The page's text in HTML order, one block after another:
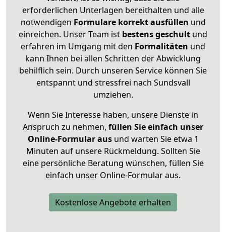
erforderlichen Unterlagen bereithalten und alle
notwendigen Formulare korrekt ausfüllen und
einreichen. Unser Team ist bestens geschult und
erfahren im Umgang mit den Formalitäten und
kann Ihnen bei allen Schritten der Abwicklung
behilflich sein. Durch unseren Service können Sie
entspannt und stressfrei nach Sundsvall
umziehen.
Wenn Sie Interesse haben, unsere Dienste in
Anspruch zu nehmen, füllen Sie einfach unser
Online-Formular ausund warten Sie etwa 1
Minuten auf unsere Rückmeldung. Sollten Sie
eine persönliche Beratung wünschen, füllen Sie
einfach unser Online-Formular aus.
Kostenlose Angebote erhalten